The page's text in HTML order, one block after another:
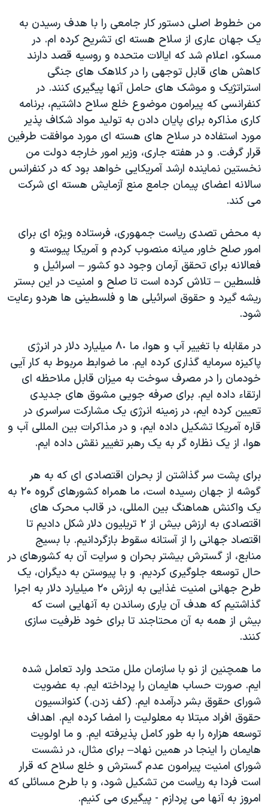
من خطوط اصلی دستور کار جامعی را با هدف رسیدن به
یک جهان عاری از سلاح هسته ای تشریح کرده ام. در
مسکو، اعلام شد که ایالات متحده و روسیه قصد دارند
کاهش های قابل توجهی را در کلاهک های جنگی
استراتژیک و موشک های حامل آنها پیگیری کنند. در
کنفرانسی که پیرامون موضوع خلع سلاح داشتیم، برنامه
کاری مذاکره برای پایان دادن به تولید مواد شکاف پذیر
مورد استفاده در سلاح های هسته ای مورد موافقت طرفین
قرار گرفت. و در هفته جاری، وزیر امور خارجه دولت من
نخستین نماینده ارشد آمریکایی خواهد بود که در کنفرانس
سالانه اعضای پیمان جامع منع آزمایش هسته ای شرکت
می کند.
به محض تصدی ریاست جمهوری، فرستاده ویژه ای برای
امور صلح خاور میانه منصوب کردم و آمریکا پیوسته و
فعالانه برای تحقق آرمان وجود دو کشور – اسرائیل و
فلسطین – تلاش کرده است تا صلح و امنیت در این بستر
ریشه گیرد و حقوق اسرائیلی ها و فلسطینی ها هردو رعایت
شود.
در مقابله با تغییر آب و هوا، ما ۸٠ میلیارد دلار در انرژی
پاکیزه سرمایه گذاری کرده ایم. ما ضوابط مربوط به کار آیی
خودمان را در مصرف سوخت به میزان قابل ملاحظه ای
ارتقاء داده ایم. برای صرفه جویی مشوق های جدیدی
تعیین کرده ایم، در زمینه انرژی یک مشارکت سراسری در
قاره آمریکا تشکیل داده ایم، و در مذاکرات بین المللی آب و
هوا، از یک نظاره گر به یک رهبر تغییر نقش داده ایم.
برای پشت سر گذاشتن از بحران اقتصادی ای که به هر
گوشه از جهان رسیده است، ما همراه کشورهای گروه ۲۰ به
یک واکنش هماهنگ بین المللی، در قالب محرک های
اقتصادی به ارزش بیش از ۲ تریلیون دلار شکل دادیم تا
اقتصاد جهانی را از آستانه سقوط بازگردانیم. با بسیج
منابع، از گسترش بیشتر بحران و سرایت آن به کشورهای در
حال توسعه جلوگیری کردیم. و با پیوستن به دیگران، یک
طرح جهانی امنیت غذایی به ارزش ۲۰ میلیارد دلار به اجرا
گذاشتیم که هدف آن یاری رساندن به آنهایی است که
بیش از همه به آن محتاجند تا برای خود ظرفیت سازی
کنند.
ما همچنین از نو با سازمان ملل متحد وارد تعامل شده
ایم. صورت حساب هایمان را پرداخته ایم. به عضویت
شورای حقوق بشر درآمده ایم. (کف زدن.) کنوانسیون
حقوق افراد مبتلا به معلولیت را امضا کرده ایم. اهداف
توسعه هزاره را به طور کامل پذیرفته ایم. و ما اولویت
هایمان را اینجا در همین نهاد– برای مثال، در نشست
شورای امنیت پیرامون عدم گسترش و خلع سلاح که قرار
است فردا به ریاست من تشکیل شود، و با طرح مسائلی که
امروز به آنها می پردازم - پیگیری می کنیم.